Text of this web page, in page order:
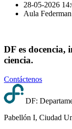
28-05-2026
Aula Federman
DF es docencia,
ciencia.
Contáctenos
DF:
Pabellón I, Ciudad